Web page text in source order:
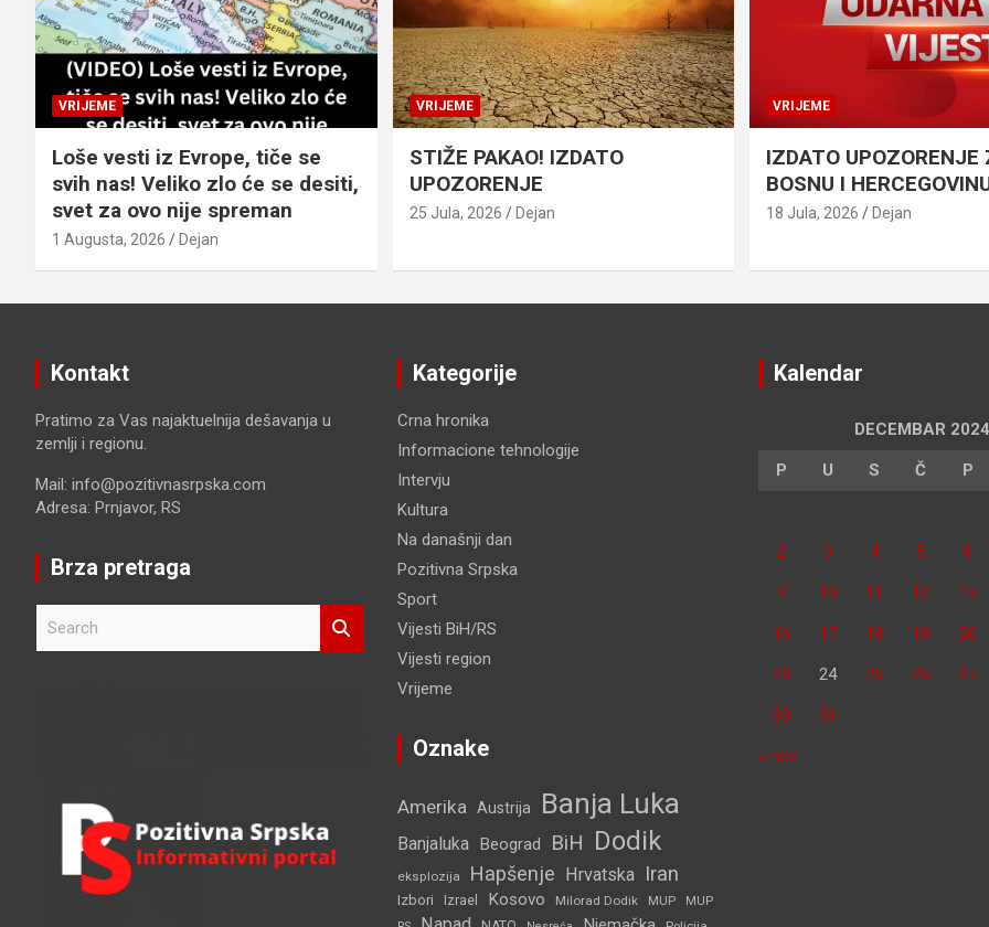
VRIJEME
Loše vesti iz Evrope, tiče se
svih nas! Veliko zlo će se desiti,
svet za ovo nije spreman
1 Augusta, 2026 Dejan
VRIJEME
STIŽE PAKAO! IZDATO
UPOZORENJE
25 Jula, 2026 Dejan
VRIJEME
IZDATO UPOZORENJE
BOSNU I
18 Jula, 2026 Dejan
Kontakt
Pratimo za Vas najaktuelnija dešavanja u
zemlji i regionu.
Mail: info@pozitivnasrpska.com
Adresa: Prnjavor, RS
Brza pretraga
Kategorije
Crna hronika
Informacione tehnologije
Intervju
Kultura
Na današnji dan
Pozitivna Srpska
Sport
Vijesti BiH/RS
Vijesti region
Vrijeme
Oznake
Amerika Austrija Banja Luka
Banjaluka Beograd BiH Dodik
eksplozija Hapšenje Hrvatska Iran
Izbori Izrael Kosovo Milorad Dodik MUP
MUP
Kalendar
DECEMBAR 2024
P U S Č P
2 3 4 5 6
9 10 11 12 13
16 17 18 19 20
23 24 25 26 27
30 31
« nov